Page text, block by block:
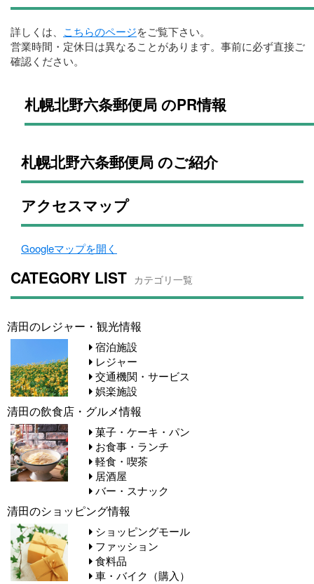
詳しくは、 こちらのページをご覧下さい。
営業時間・定休日は異なることがあります。事前に必ず直接ご
確認ください。
札幌北野六条郵便局 のPR情報
札幌北野六条郵便局 のご紹介
アクセスマップ
Googleマップを開く
CATEGORY LIST カテゴリ一覧
清田のレジャー・観光情報
宿泊施設
レジャー
交通機関・サービス
娯楽施設
清田の飲食店・グルメ情報
菓子・ケーキ・パン
お食事・ランチ
軽食・喫茶
居酒屋
バー・スナック
清田のショッピング情報
ショッピングモール
ファッション
食料品
車・バイク（購入）